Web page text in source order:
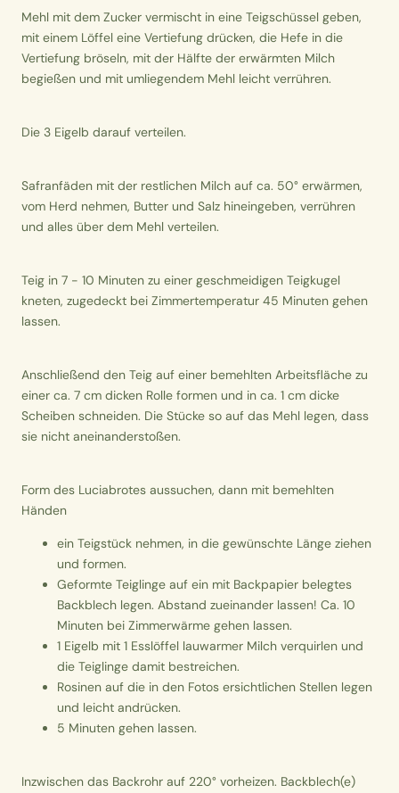
Mehl mit dem Zucker vermischt in eine Teigschüssel geben,
mit einem Löffel eine Vertiefung drücken, die Hefe in die
Vertiefung bröseln, mit der Hälfte der erwärmten Milch
begießen und mit umliegendem Mehl leicht verrühren.
Die 3 Eigelb darauf verteilen.
Safranfäden mit der restlichen Milch auf ca. 50° erwärmen,
vom Herd nehmen, Butter und Salz hineingeben, verrühren
und alles über dem Mehl verteilen.
Teig in 7 - 10 Minuten zu einer geschmeidigen Teigkugel
kneten, zugedeckt bei Zimmertemperatur 45 Minuten gehen
lassen.
Anschließend den Teig auf einer bemehlten Arbeitsfläche zu
einer ca. 7 cm dicken Rolle formen und in ca. 1 cm dicke
Scheiben schneiden. Die Stücke so auf das Mehl legen, dass
sie nicht aneinanderstoßen.
Form des Luciabrotes aussuchen, dann mit bemehlten
Händen
ein Teigstück nehmen, in die gewünschte Länge ziehen
und formen.
Geformte Teiglinge auf ein mit Backpapier belegtes
Backblech legen. Abstand zueinander lassen! Ca. 10
Minuten bei Zimmerwärme gehen lassen.
1 Eigelb mit 1 Esslöffel lauwarmer Milch verquirlen und
die Teiglinge damit bestreichen.
Rosinen auf die in den Fotos ersichtlichen Stellen legen
und leicht andrücken.
5 Minuten gehen lassen.
Inzwischen das Backrohr auf 220° vorheizen. Backblech(e)